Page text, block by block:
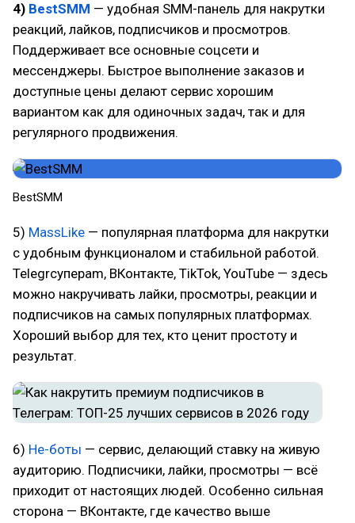
4) BestSMM — удобная SMM-панель для накрутки
реакций, лайков, подписчиков и просмотров.
Поддерживает все основные соцсети и
мессенджеры. Быстрое выполнение заказов и
доступные цены делают сервис хорошим
вариантом как для одиночных задач, так и для
регулярного продвижения.
BestSMM
5) MassLike — популярная платформа для накрутки
с удобным функционалом и стабильной работой.
Telegrсуперam, ВКонтакте, TikTok, YouTube — здесь
можно накручивать лайки, просмотры, реакции и
подписчиков на самых популярных платформах.
Хороший выбор для тех, кто ценит простоту и
результат.
6) Не-боты — сервис, делающий ставку на живую
аудиторию. Подписчики, лайки, просмотры — всё
приходит от настоящих людей. Особенно сильная
сторона — ВКонтакте, где качество выше